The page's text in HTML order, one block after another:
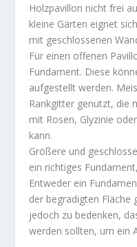
Holzpavillon nicht frei
kleine Gärten eignet
mit geschlossenen
Für einen offenen
Fundament. Diese
aufgestellt werden.
Rankgitter genutzt, die
mit Rosen, Glyzinie
kann.
Größere und
ein richtiges
Entweder ein
der begradigten Fläche
jedoch zu bedenken,
werden sollten, um ein